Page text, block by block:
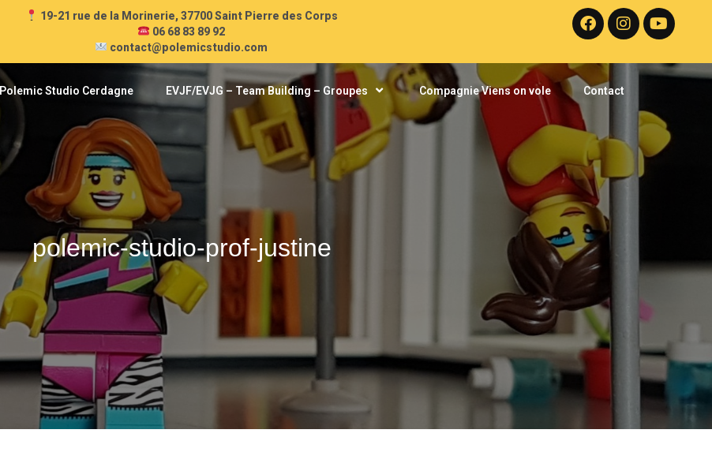
19-21 rue de la Morinerie, 37700 Saint Pierre des Corps
06 68 83 89 92
contact@polemicstudio.com
Polemic Studio Cerdagne EVJF/EVJG – Team Building – Groupes Compagnie Viens on vole Contact
polemic-studio-prof-justine